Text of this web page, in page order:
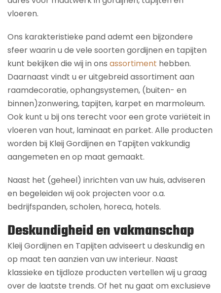
vloeren.
Ons karakteristieke pand ademt een bijzondere
sfeer waarin u de vele soorten gordijnen en tapijten
kunt bekijken die wij in ons assortiment hebben.
Daarnaast vindt u er uitgebreid assortiment aan
raamdecoratie, ophangsystemen, (buiten- en
binnen)zonwering, tapijten, karpet en marmoleum.
Ook kunt u bij ons terecht voor een grote variëteit in
vloeren van hout, laminaat en parket. Alle producten
worden bij Kleij Gordijnen en Tapijten vakkundig
aangemeten en op maat gemaakt.
Naast het (geheel) inrichten van uw huis, adviseren
en begeleiden wij ook projecten voor o.a.
bedrijfspanden, scholen, horeca, hotels.
Deskundigheid en vakmanschap
Kleij Gordijnen en Tapijten adviseert u deskundig en
op maat ten aanzien van uw interieur. Naast
klassieke en tijdloze producten vertellen wij u graag
over de laatste trends. Of het nu gaat om exclusieve